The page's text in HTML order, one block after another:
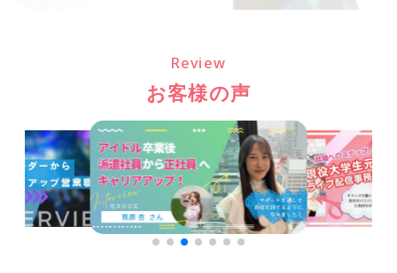
Review
お客様の声